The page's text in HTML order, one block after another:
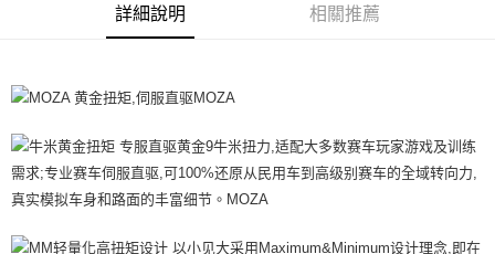
詳細說明 相關推薦